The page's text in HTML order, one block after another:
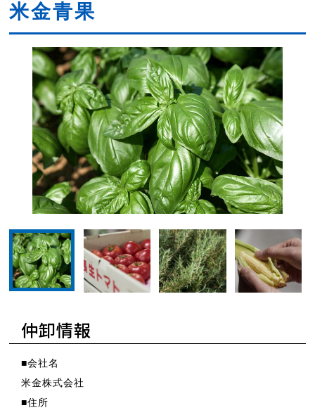
米金青果
サムネイル：米金青果1サムネイル：米金青果2サムネイル：米金
仲卸情報
■会社名
米金株式会社
■住所